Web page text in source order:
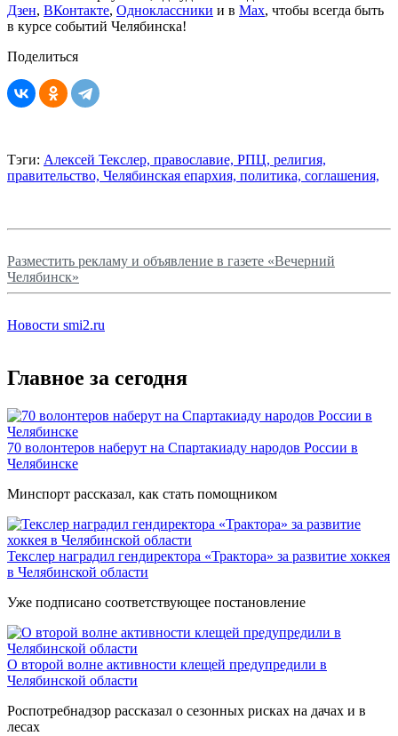
Дзен, ВКонтакте, Одноклассники и в Max, чтобы всегда быть
в курсе событий Челябинска!
Поделиться
Тэги: Алексей Текслер, православие, РПЦ, религия,
правительство, Челябинская епархия, политика, соглашения,
Разместить рекламу и объявление в газете «Вечерний
Челябинск»
Новости smi2.ru
Главное за сегодня
70 волонтеров наберут на Спартакиаду народов России в
Челябинске
Минспорт рассказал, как стать помощником
Текслер наградил гендиректора «Трактора» за развитие хоккея
в Челябинской области
Уже подписано соответствующее постановление
О второй волне активности клещей предупредили в
Челябинской области
Роспотребнадзор рассказал о сезонных рисках на дачах и в
лесах